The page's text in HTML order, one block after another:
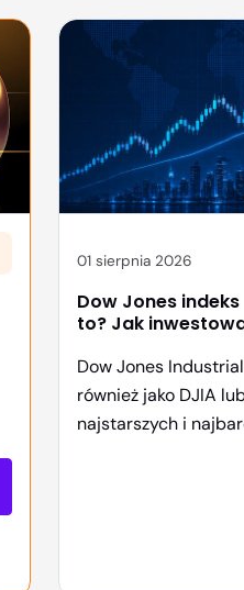
01 sierpnia 2026
Dow Jones
to? Jak
Dow Jones
również jako DJIA
najstarszych i